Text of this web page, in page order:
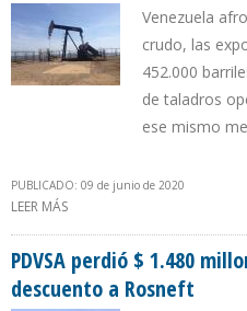
Venezuela
crudo, las
452.000
de taladros
ese mismo
PUBLICADO: 09 de junio de 2020
LEER MÁS
PDVSA perdió $ 1.480
descuento a Rosneft